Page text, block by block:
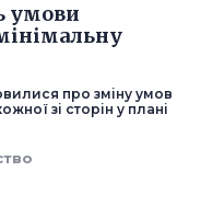
умови
про зміну умов
зі сторін у плані